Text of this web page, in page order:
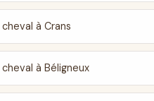
à Crans
à Béligneux